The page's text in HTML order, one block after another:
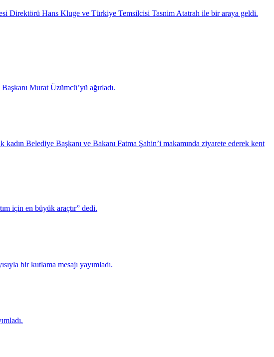
Direktörü Hans Kluge ve Türkiye Temsilcisi Tasnim Atatrah ile bir araya geldi.
Murat Üzümcü’yü ağırladı.
Belediye Başkanı ve Bakanı Fatma Şahin’i makamında ziyarete ederek kent
için en büyük araçtır” dedi.
bir kutlama mesajı yayımladı.